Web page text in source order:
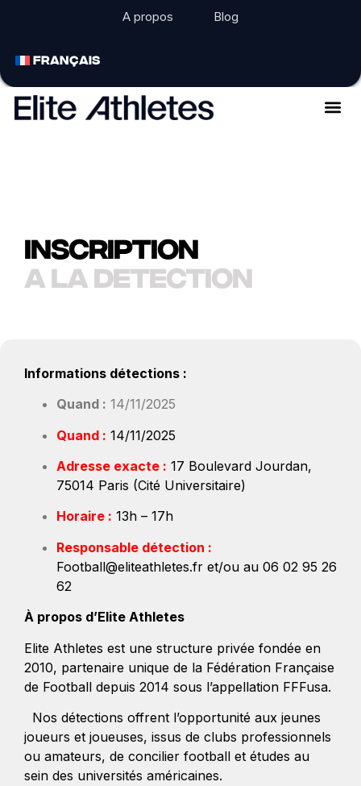
A propos Blog
FRANÇAIS
Inscription
a la detection
Informations détections :
Quand : 14/11/2025
Quand : 14/11/2025
Adresse exacte : 17 Boulevard Jourdan,
75014 Paris (Cité Universitaire)
Horaire : 13h – 17h
Responsable détection :
Football@eliteathletes.fr et/ou au 06 02 95 26
62
À propos d’Elite Athletes
Elite Athletes est une structure privée fondée en
2010, partenaire unique de la Fédération Française
de Football depuis 2014 sous l’appellation FFFusa.
Nos détections offrent l’opportunité aux jeunes
joueurs et joueuses, issus de clubs professionnels
ou amateurs, de concilier football et études au
sein des universités américaines.